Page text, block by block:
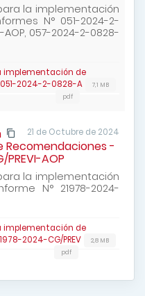
la implementación
N° 051-2024-2-
057-2024-2-0828-
implementación de
2024-2-0828-A
7,1 MB
pdf
21 de Octubre de 2024
Recomendaciones -
AOP
la implementación
N° 21978-2024-
implementación de
2024-CG/PREV
2,8 MB
pdf